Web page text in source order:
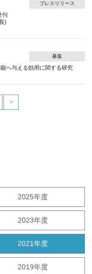
プレスリリース
刊
)
募集
へ与える効用に関する研究
>
2025年度
2023年度
2021年度
2019年度